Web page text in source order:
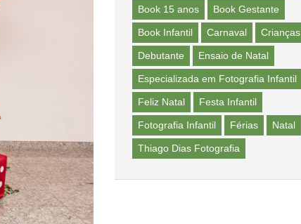
Book 15 anos Book Gestante
Book Infantil Carnaval Crianças
Debutante Ensaio de Natal
Especializada em Fotografia Infantil
Feliz Natal Festa Infantil
Fotografia Infantil Férias Natal
Thiago Dias Fotografia